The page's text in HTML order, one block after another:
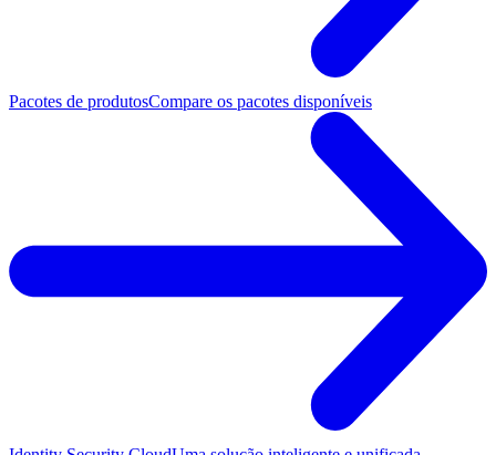
Pacotes de produtosCompare os pacotes disponíveis